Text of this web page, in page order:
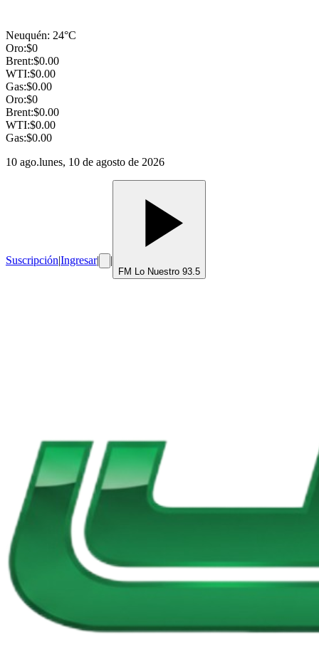
Neuquén: 24°C
Oro:$0
Brent:$0.00
WTI:$0.00
Gas:$0.00
Oro:$0
Brent:$0.00
WTI:$0.00
Gas:$0.00
10 ago.lunes, 10 de agosto de 2026
Suscripción|Ingresar| |
FM Lo Nuestro 93.5